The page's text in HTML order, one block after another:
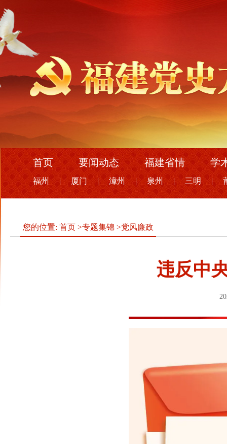
首页 要闻动态 福建省情 学
福州 | 厦门 | 漳州 | 泉州 | 三明 |
您的位置: 首页 >专题集锦 >党风廉政
违反中